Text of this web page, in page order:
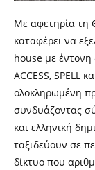
Με αφετηρία τη
καταφέρει να
house με
ACCESS, SPELL
ολοκληρωμένη
συνδυάζοντας
και ελληνική
ταξιδεύουν σε
δίκτυο που